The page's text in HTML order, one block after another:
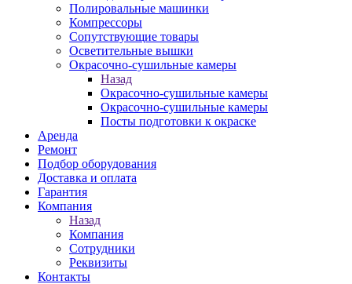
Полировальные машинки
Компрессоры
Сопутствующие товары
Осветительные вышки
Окрасочно-сушильные камеры
Назад
Окрасочно-сушильные камеры
Окрасочно-сушильные камеры
Посты подготовки к окраске
Аренда
Ремонт
Подбор оборудования
Доставка и оплата
Гарантия
Компания
Назад
Компания
Сотрудники
Реквизиты
Контакты